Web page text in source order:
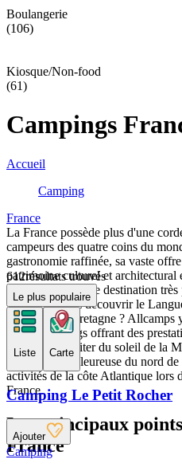
Boulangerie
(106)
Kiosque/Non-food
(61)
Campings
Accueil
Camping
France
La France possède plus d'une
campeurs des quatre coins du
gastronomie raffinée, sa vaste
patrimoine culturel et architectural
souffle en font une destination
Vous souhaitez découvrir le
on encore la Bretagne ?
beaux campings offrant des
largement profiter du soleil de la
l'ambiance chaleureuse du nord
activités de la côte Atlantique lors
France.
Les principaux
France
612résultats trouvés
Le plus populaire
Liste Carte
Camping Le Petit Rocher
Ajouter
Camping